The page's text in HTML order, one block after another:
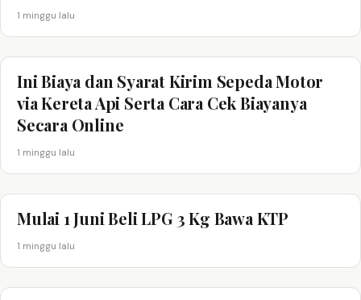
1 minggu lalu
Ini Biaya dan Syarat Kirim Sepeda Motor
via Kereta Api Serta Cara Cek Biayanya
Secara Online
1 minggu lalu
Mulai 1 Juni Beli LPG 3 Kg Bawa KTP
1 minggu lalu